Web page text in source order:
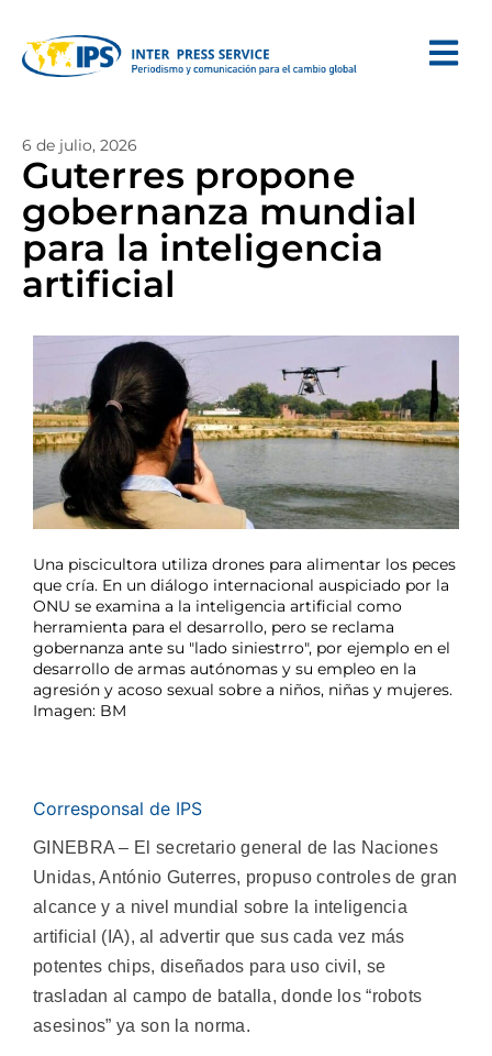
6 de julio, 2026
Guterres propone
gobernanza mundial
para la inteligencia
artificial
Una piscicultora utiliza drones para alimentar los peces
que cría. En un diálogo internacional auspiciado por la
ONU se examina a la inteligencia artificial como
herramienta para el desarrollo, pero se reclama
gobernanza ante su "lado siniestrro", por ejemplo en el
desarrollo de armas autónomas y su empleo en la
agresión y acoso sexual sobre a niños, niñas y mujeres.
Imagen: BM
Corresponsal de IPS
GINEBRA – El secretario general de las Naciones
Unidas, António Guterres, propuso controles de gran
alcance y a nivel mundial sobre la inteligencia
artificial (IA), al advertir que sus cada vez más
potentes chips, diseñados para uso civil, se
trasladan al campo de batalla, donde los “robots
asesinos” ya son la norma.